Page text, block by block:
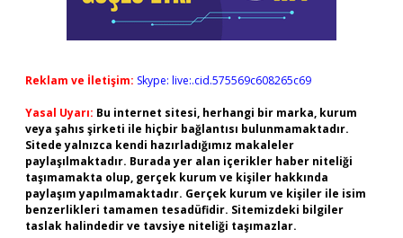
Reklam ve İletişim: Skype: live:.cid.575569c608265c69
Yasal Uyarı: Bu internet sitesi, herhangi bir marka, kurum
veya şahıs şirketi ile hiçbir bağlantısı bulunmamaktadır.
Sitede yalnızca kendi hazırladığımız makaleler
paylaşılmaktadır. Burada yer alan içerikler haber niteliği
taşımamakta olup, gerçek kurum ve kişiler hakkında
paylaşım yapılmamaktadır. Gerçek kurum ve kişiler ile isim
benzerlikleri tamamen tesadüfidir. Sitemizdeki bilgiler
taslak halindedir ve tavsiye niteliği taşımazlar.